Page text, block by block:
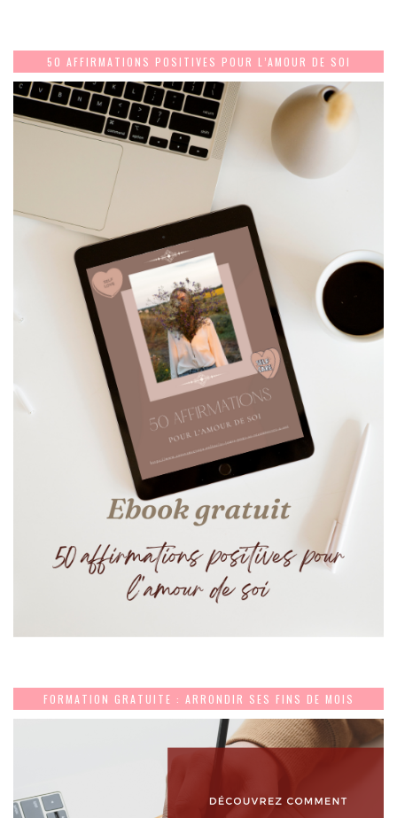
50 AFFIRMATIONS POSITIVES POUR L’AMOUR DE SOI
FORMATION GRATUITE : ARRONDIR SES FINS DE MOIS